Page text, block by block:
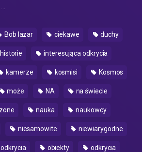
Bob lazar ciekawe duchy
historie interesująca odkrycia
kamerze kosmisi Kosmos
może NA na świecie
nauka naukowcy
niesamowite niewiarygodne
obiekty odkrycia